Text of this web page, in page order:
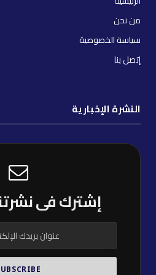
من نحن
سياسة الخصوصية
إتصل بنا
النشرة الإخبارية
إشترك فى